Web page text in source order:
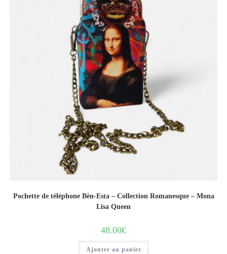
Pochette de téléphone Bèn-Esta – Collection Romanesque – Mona
Lisa Queen
48.00€
Ajouter au panier